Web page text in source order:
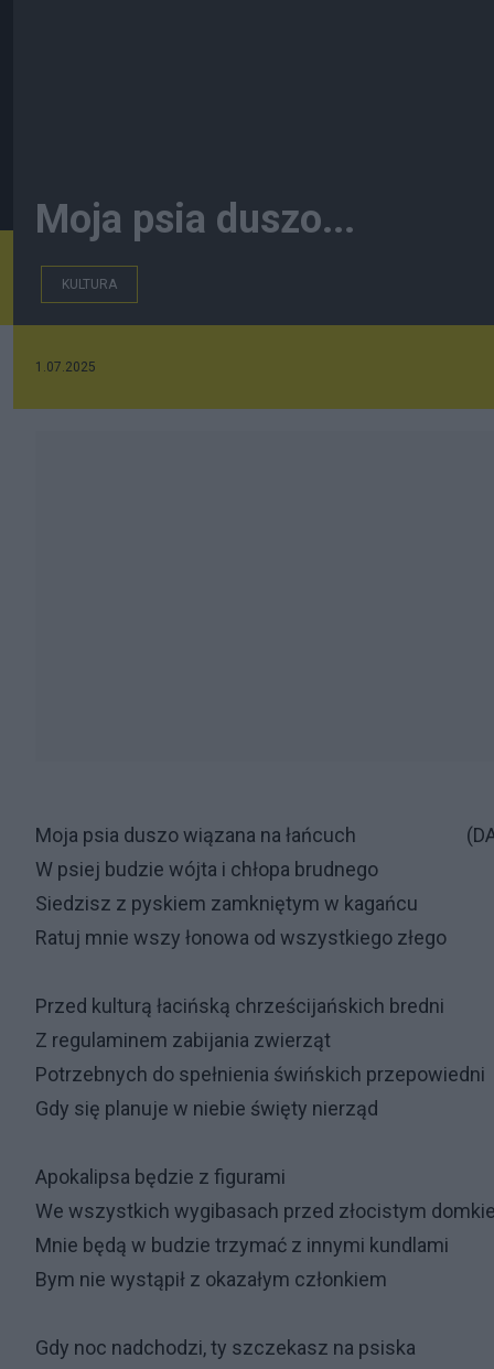
Moja psia duszo...
KULTURA
1.07.2025
Moja psia duszo wiązana na łańcuch
W psiej budzie wójta i chłopa brudnego
Siedzisz z pyskiem zamkniętym w kagańcu
Ratuj mnie wszy łonowa od wszystkiego złego
Przed kulturą łacińską chrześcijańskich bredni
Z regulaminem zabijania zwierząt
Potrzebnych do spełnienia świńskich przepowiedni
Gdy się planuje w niebie święty nierząd
Apokalipsa będzie z figurami
We wszystkich wygibasach przed złocistym
Mnie będą w budzie trzymać z innymi kundlami
Bym nie wystąpił z okazałym członkiem
Gdy noc nadchodzi, ty szczekasz na psiska